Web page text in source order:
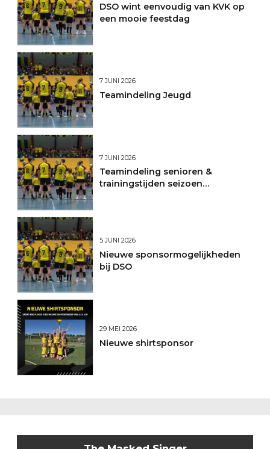
DSO wint eenvoudig van KVK op
een mooie feestdag
7 JUNI 2026
Teamindeling Jeugd
7 JUNI 2026
Teamindeling senioren &
trainingstijden seizoen
5 JUNI 2026
Nieuwe sponsormogelijkheden
bij DSO
29 MEI 2026
Nieuwe shirtsponsor